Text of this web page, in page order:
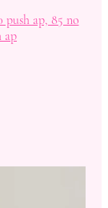
push ap, 85 no
ap